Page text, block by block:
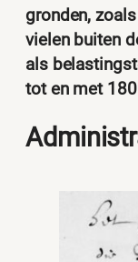
gronden,
vielen buiten
als
tot en met